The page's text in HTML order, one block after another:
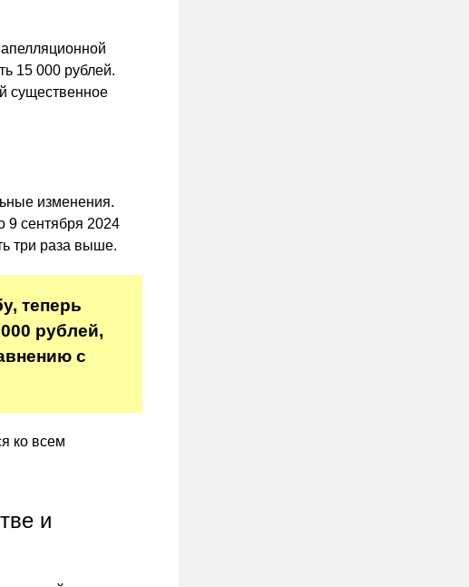
15 000 рублей.
существенное
изменения.
9 сентября 2024
три раза выше.
теперь
рублей,
с
ко всем
и